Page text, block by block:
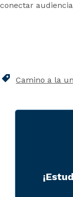
conectar
Camino a la